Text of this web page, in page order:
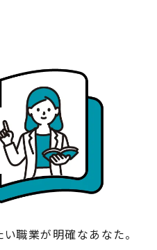
職業が明確なあなた。